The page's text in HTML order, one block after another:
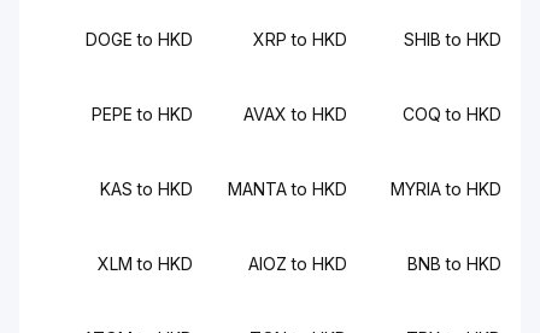
SHIB to HKD
XRP to HKD
DOGE to HKD
COQ to HKD
AVAX to HKD
PEPE to HKD
MYRIA to HKD
MANTA to HKD
KAS to HKD
BNB to HKD
AIOZ to HKD
XLM to HKD